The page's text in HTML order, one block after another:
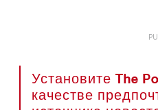
Установите The
качестве